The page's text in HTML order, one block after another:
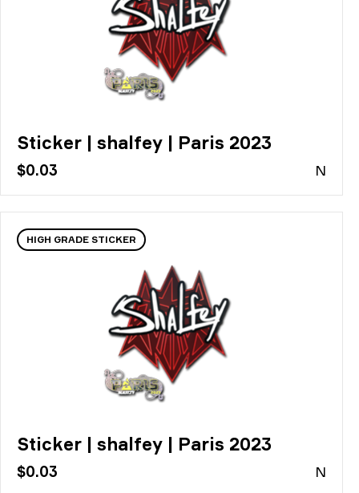
Sticker | shalfey | Paris 2023
$0.03 N
HIGH GRADE STICKER
Sticker | shalfey | Paris 2023
$0.03 N